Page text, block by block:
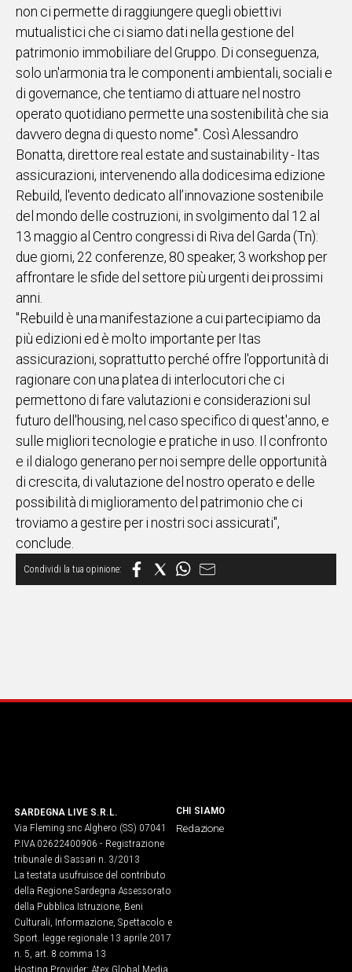
SPORT
EVENTI
STORIE
VIDEO
Vai
UNISCITI
AL CANALE
WHATSAPP
Social
non ci permette di raggiungere quegli obiettivi
mutualistici che ci siamo dati nella gestione del
patrimonio immobiliare del Gruppo. Di conseguenza,
solo un'armonia tra le componenti ambientali, sociali e
di governance, che tentiamo di attuare nel nostro
operato quotidiano permette una sostenibilità che sia
davvero degna di questo nome". Così Alessandro
Bonatta, direttore real estate and sustainability - Itas
assicurazioni, intervenendo alla dodicesima edizione
Rebuild, l'evento dedicato all’innovazione sostenibile
del mondo delle costruzioni, in svolgimento dal 12 al
13 maggio al Centro congressi di Riva del Garda (Tn):
due giorni, 22 conferenze, 80 speaker, 3 workshop per
affrontare le sfide del settore più urgenti dei prossimi
anni.
"Rebuild è una manifestazione a cui partecipiamo da
più edizioni ed è molto importante per Itas
assicurazioni, soprattutto perché offre l'opportunità di
ragionare con una platea di interlocutori che ci
permettono di fare valutazioni e considerazioni sul
futuro dell'housing, nel caso specifico di quest'anno, e
sulle migliori tecnologie e pratiche in uso. Il confronto
e il dialogo generano per noi sempre delle opportunità
di crescita, di valutazione del nostro operato e delle
possibilità di miglioramento del patrimonio che ci
troviamo a gestire per i nostri soci assicurati",
conclude.
SARDEGNA LIVE S.R.L.
Via Fleming snc Alghero (SS) 07041
P.IVA 02622400906 - Registrazione
tribunale di Sassari n. 3/2013
La testata usufruisce del contributo
della Regione Sardegna Assessorato
della Pubblica Istruzione, Beni
Culturali, Informazione, Spettacolo e
Sport. legge regionale 13 aprile 2017
n. 5, art. 8 comma 13
Hosting Provider: Atex Global Media
CHI SIAMO
Redazione